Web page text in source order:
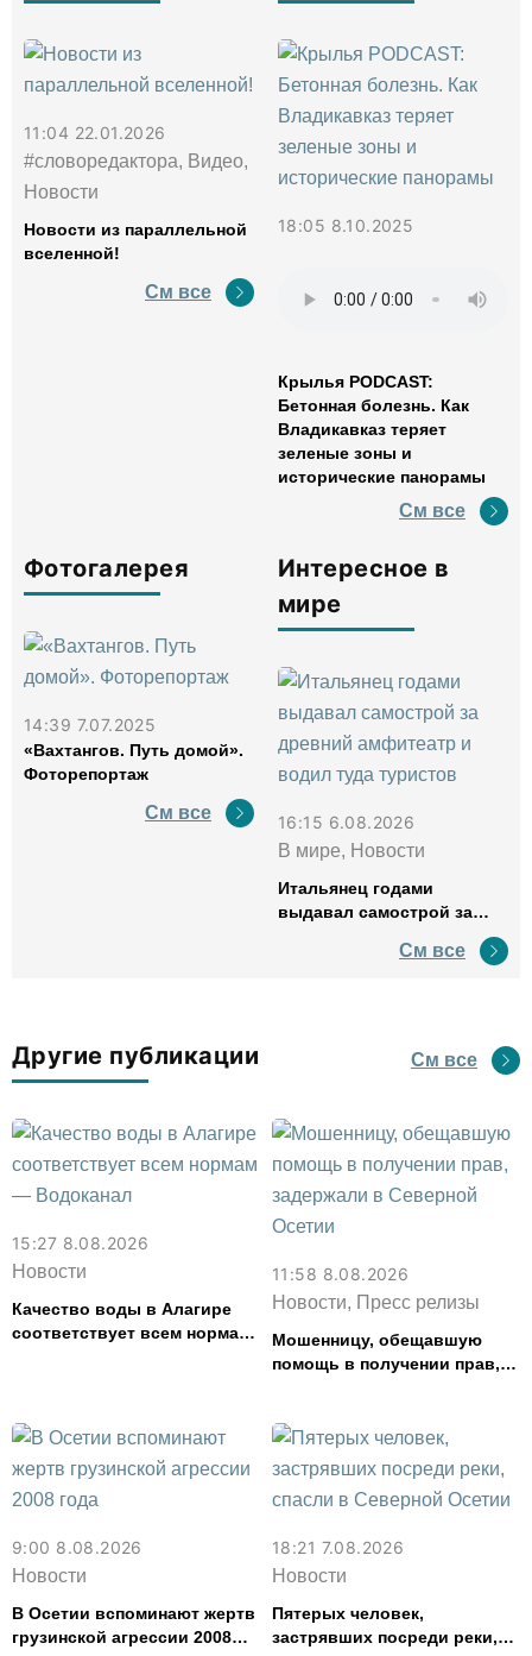
11:04 22.01.2026
#словоредактора, Видео,
Новости
Новости из параллельной
вселенной!
См все
18:05 8.10.2025
Крылья PODCAST:
Бетонная болезнь. Как
Владикавказ теряет
зеленые зоны и
исторические панорамы
См все
Фотогалерея
14:39 7.07.2025
«Вахтангов. Путь домой».
Фоторепортаж
См все
Интересное в
мире
16:15 6.08.2026
В мире, Новости
Итальянец годами
выдавал самострой за
водил туда туристов
См все
Другие публикации См все
15:27 8.08.2026
Новости
Качество воды в Алагире
соответствует всем нормам
11:58 8.08.2026
Новости, Пресс релизы
Мошенницу, обещавшую
помощь в получении прав,
9:00 8.08.2026
Новости
В Осетии вспоминают жертв
грузинской агрессии 2008
18:21 7.08.2026
Новости
Пятерых человек,
застрявших посреди реки,